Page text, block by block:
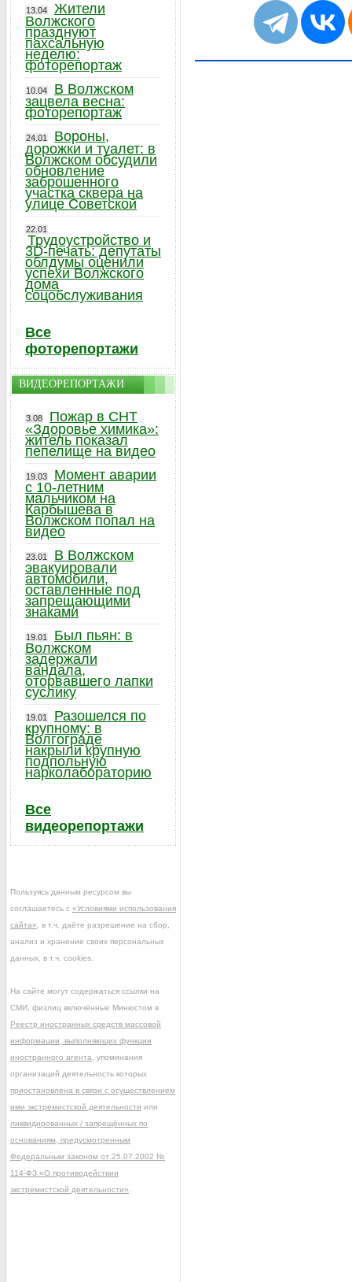
13.04
Жители
Волжского
празднуют
пахсальную
неделю:
фоторепортаж
10.04
В Волжском
зацвела весна:
фоторепортаж
24.01
Вороны,
дорожки и туалет: в
Волжском обсудили
обновление
заброшенного
участка сквера на
улице Советской
22.01
Трудоустройство и
3D-печать: депутаты
облдумы оценили
успехи Волжского
дома
соцобслуживания
Все
фоторепортажи
ВИДЕОРЕПОРТАЖИ
3.08
Пожар в СНТ
«Здоровье химика»:
житель показал
пепелище на видео
19.03
Момент аварии
с 10-летним
мальчиком на
Карбышева в
Волжском попал на
видео
23.01
В Волжском
эвакуировали
автомобили,
оставленные под
запрещающими
знаками
19.01
Был пьян: в
Волжском
задержали
вандала,
оторвавшего лапки
суслику
19.01
Разошелся по
крупному: в
Волгограде
накрыли крупную
подпольную
нарколабораторию
Все
видеорепортажи
Пользуясь данным ресурсом вы
соглашаетесь с «Условиями использования
сайта» , в т.ч. даёте разрешение на сбор,
анализ и хранение своих персональных
данных, в т.ч. cookies.
На сайте могут содержаться ссылки на
СМИ, физлиц включённые Минюстом в
Реестр иностранных средств массовой
информации, выполняющих функции
иностранного агента , упоминания
организаций деятельность которых
приостановлена в связи с осуществлением
ими экстремистской деятельности или
ликвидированных / запрещённых по
основаниям, предусмотренным
Федеральным законом от 25.07.2002 №
114-ФЗ «О противодействии
экстремистской деятельности»